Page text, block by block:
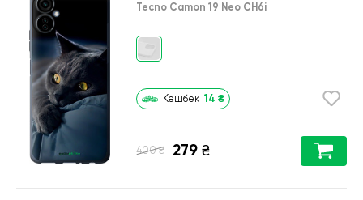
Tecno Camon 19 Neo CH6i
Кешбек 14 ₴
400 ₴ 279 ₴